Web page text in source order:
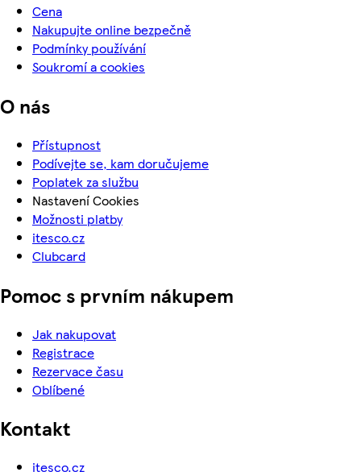
Cena
Nakupujte online bezpečně
Podmínky používání
Soukromí a cookies
O nás
Přístupnost
Podívejte se, kam doručujeme
Poplatek za službu
Nastavení Cookies
Možnosti platby
itesco.cz
Clubcard
Pomoc s prvním nákupem
Jak nakupovat
Registrace
Rezervace času
Oblíbené
Kontakt
itesco.cz